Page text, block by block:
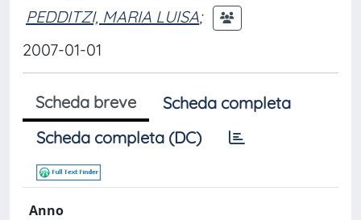
PEDDITZI, MARIA LUISA;
2007-01-01
Scheda breve
Scheda completa
Scheda completa (DC)
Anno